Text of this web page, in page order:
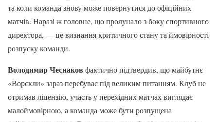
та коли команда знову може повернутися до офіційних
матчів. Наразі ж головне, що пролунало з боку спортивного
директора, — це визнання критичного стану та ймовірності
розпуску команди.
Володимир Чеснаков фактично підтвердив, що майбутнє
«Ворскли» зараз перебуває під великим питанням. Клуб не
отримав ліцензію, участь у перехідних матчах виглядає
малоймовірною, а команда може бути розпущена